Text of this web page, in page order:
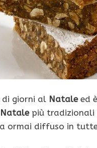
di giorni al Natale ed
più tradizionali
ormai diffuso in tutte